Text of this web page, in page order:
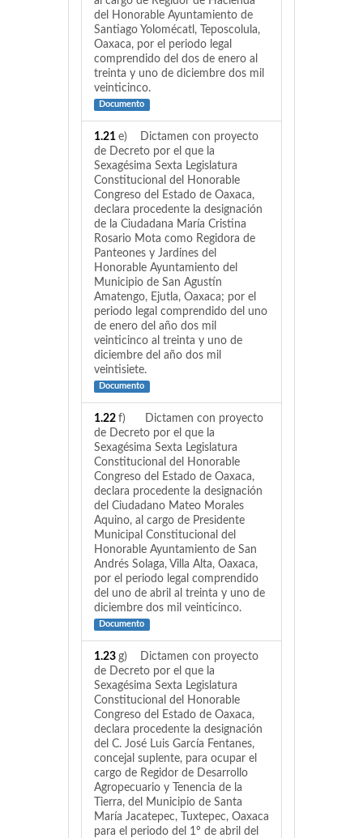
del Honorable Ayuntamiento de
Santiago Yolomécatl, Teposcolula,
Oaxaca, por el periodo legal
comprendido del dos de enero al
treinta y uno de diciembre dos mil
veinticinco.
Documento
1.21 e) Dictamen con proyecto
de Decreto por el que la
Sexagésima Sexta Legislatura
Constitucional del Honorable
Congreso del Estado de Oaxaca,
declara procedente la designación
de la Ciudadana María Cristina
Rosario Mota como Regidora de
Panteones y Jardines del
Honorable Ayuntamiento del
Municipio de San Agustín
Amatengo, Ejutla, Oaxaca; por el
periodo legal comprendido del uno
de enero del año dos mil
veinticinco al treinta y uno de
diciembre del año dos mil
veintisiete.
Documento
1.22 f) Dictamen con proyecto
de Decreto por el que la
Sexagésima Sexta Legislatura
Constitucional del Honorable
Congreso del Estado de Oaxaca,
declara procedente la designación
del Ciudadano Mateo Morales
Aquino, al cargo de Presidente
Municipal Constitucional del
Honorable Ayuntamiento de San
Andrés Solaga, Villa Alta, Oaxaca,
por el periodo legal comprendido
del uno de abril al treinta y uno de
diciembre dos mil veinticinco.
Documento
1.23 g) Dictamen con proyecto
de Decreto por el que la
Sexagésima Sexta Legislatura
Constitucional del Honorable
Congreso del Estado de Oaxaca,
declara procedente la designación
del C. José Luis García Fentanes,
concejal suplente, para ocupar el
cargo de Regidor de Desarrollo
Agropecuario y Tenencia de la
Tierra, del Municipio de Santa
María Jacatepec, Tuxtepec, Oaxaca
para el periodo del 1º de abril del